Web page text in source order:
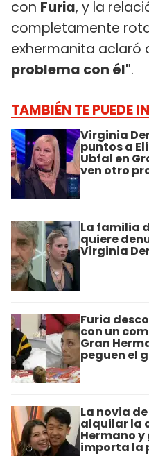
con Furia, y la
completamente
exhermanita aclaró
problema con él".
TAMBIÉN TE PUEDE
Virginia
puntos a
Ubfal en
ven otro
La familia
quiere
Virginia
Furia
con un
Gran
peguen el
La novia
alquilar la
Hermano y
importa la